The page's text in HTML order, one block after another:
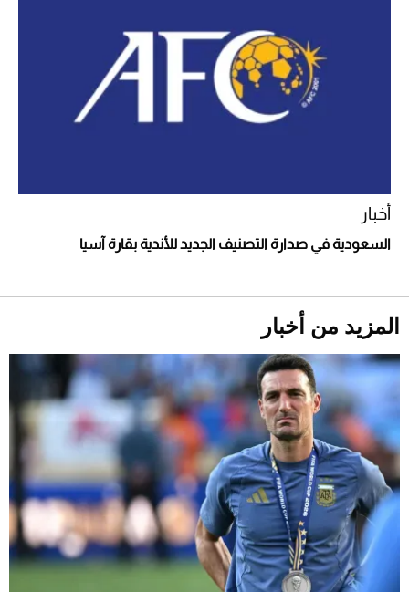
أخبار
السعودية في صدارة التصنيف الجديد للأندية بقارة آسيا
المزيد من أخبار